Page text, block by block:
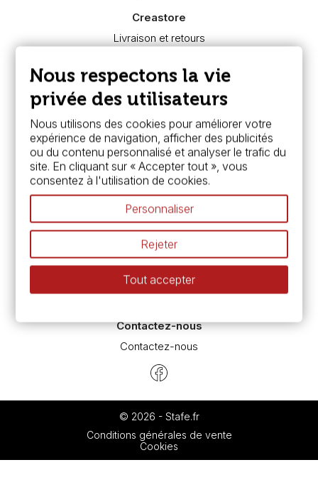
Creastore
Livraison et retours
Paiement sécurisé
FAQ
Boutique à Angers
Services
Carte fidélité & avantages
Chèque cadeau, bon cadeaux
Devis & bon de commande
Pass culture - mode d'emploi
Nos promotions en cours
Espace conseils
L’aquarelle en tubes ou en godets ?
Le vocabulaire technique de l’aquarelle
Différence entre peinture Fine et Extra-fine
Préparer une toile pour peinture à l'huile et acrylique
Contactez-nous
Contactez-nous
© 2026 - Stafe.fr
Conditions générales de vente
Cookies
Nous respectons la vie
privée des utilisateurs
Nous utilisons des cookies pour améliorer votre
expérience de navigation, afficher des publicités
ou du contenu personnalisé et analyser le trafic du
site. En cliquant sur « Accepter tout », vous
consentez à l'utilisation de cookies.
Personnaliser
Rejeter
Tout accepter